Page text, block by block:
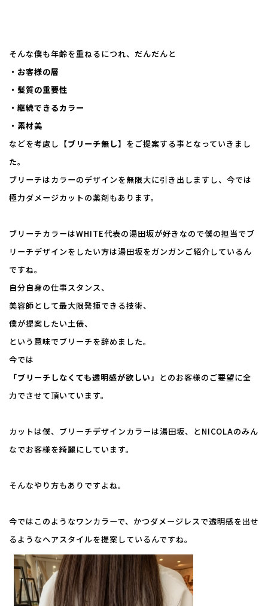
そんな僕も年齢を重ねるにつれ、だんだんと
・お客様の層
・髪質の重要性
・継続できるカラー
・素材美
などを考慮し 【ブリーチ無し】 をご提案する事となっていきまし
た。
ブリーチはカラーのデザインを無限大に引き出しますし、今では
極力ダメージカットの薬剤もあります。
ブリーチカラーはWHITE代表の湯田坂が好きなので僕の担当でブ
リーチデザインをしたい方は湯田坂をガンガンご紹介しているん
ですね。
自分自身の仕事スタンス、
美容師として最大限発揮できる技術、
僕が提案したい土俵、
という意味でブリーチを辞めました。
今では
「ブリーチしなくても透明感が欲しい」 とのお客様のご要望に全
力でさせて頂いています。
カットは僕、ブリーチデザインカラーは湯田坂、とNICOLAのみん
なでお客様を綺麗にしています。
そんなやり方もありですよね。
今ではこのようなワンカラーで、かつダメージレスで透明感を出せ
るようなヘアスタイルを提案しているんですね。